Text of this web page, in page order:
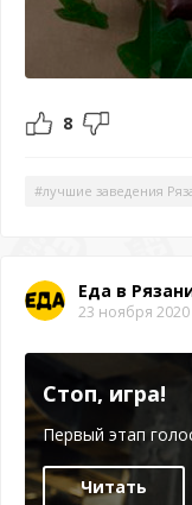
8
#лучшие заведения
Еда в
23 ноября 2020
Стоп, игра!
Первый этап
Читать